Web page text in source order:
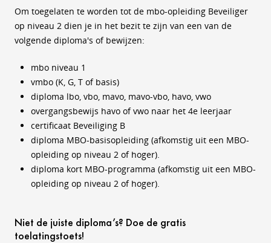
Om toegelaten te worden tot de mbo-opleiding Beveiliger
op niveau 2 dien je in het bezit te zijn van een van de
volgende diploma's of bewijzen:
mbo niveau 1
vmbo (K, G, T of basis)
diploma lbo, vbo, mavo, mavo-vbo, havo, vwo
overgangsbewijs havo of vwo naar het 4e leerjaar
certificaat Beveiliging B
diploma MBO-basisopleiding (afkomstig uit een MBO-
opleiding op niveau 2 of hoger).
diploma kort MBO-programma (afkomstig uit een MBO-
opleiding op niveau 2 of hoger).
Niet de juiste diploma’s? Doe de gratis
toelatingstoets!